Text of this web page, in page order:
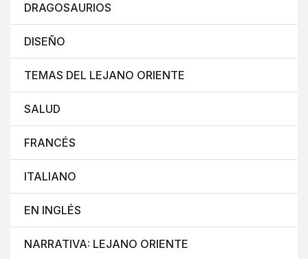
DRAGOSAURIOS
DISEÑO
TEMAS DEL LEJANO ORIENTE
SALUD
FRANCÉS
ITALIANO
EN INGLÉS
NARRATIVA: LEJANO ORIENTE